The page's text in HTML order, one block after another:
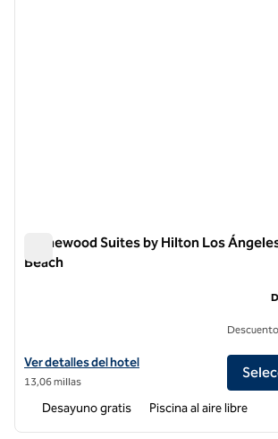
Homewood Suites by Hilton Los
Beach
Ver detalles del hotel Homewood Suites by
Ver detalles del hotel
13,06 millas
Desayuno gratis Piscina al aire libre